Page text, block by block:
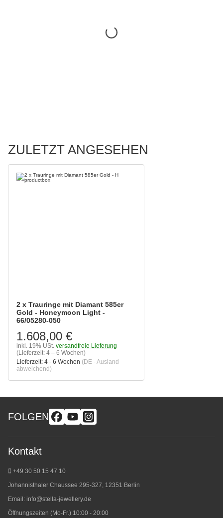
ZULETZT ANGESEHEN
2 x Trauringe mit Diamant 585er
Gold - Honeymoon Light -
66/05280-050
1.608,00 €
inkl. 19% USt. versandfreie Lieferung
(Lieferzeit: 4 – 6 Wochen)
Lieferzeit: 4 - 6 Wochen (DE - Ausland
abweichend)
FOLGEN
Kontakt
+49 30 50 15 47 10
Johannisthaler Chaussee 295-327, 12351 Berlin
Email: info@stella-jewellery.de
Öffnungszeiten (Mo-Fr.) 10:00 - 20:00